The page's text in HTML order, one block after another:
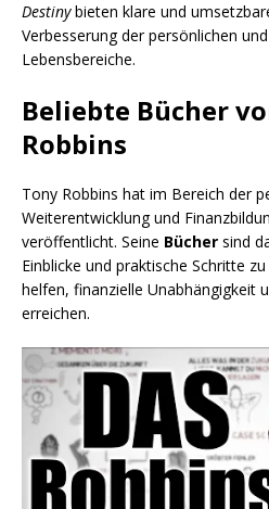
Destinybieten klare und
Verbesserung der persönlichen
Lebensbereiche.
Beliebte Bücher
Robbins
Tony Robbins hat im Bereich der
Weiterentwicklung und
veröffentlicht. Seine Bücher sind
Einblicke und praktische Schritte
helfen, finanzielle Unabhängigkeit
erreichen.